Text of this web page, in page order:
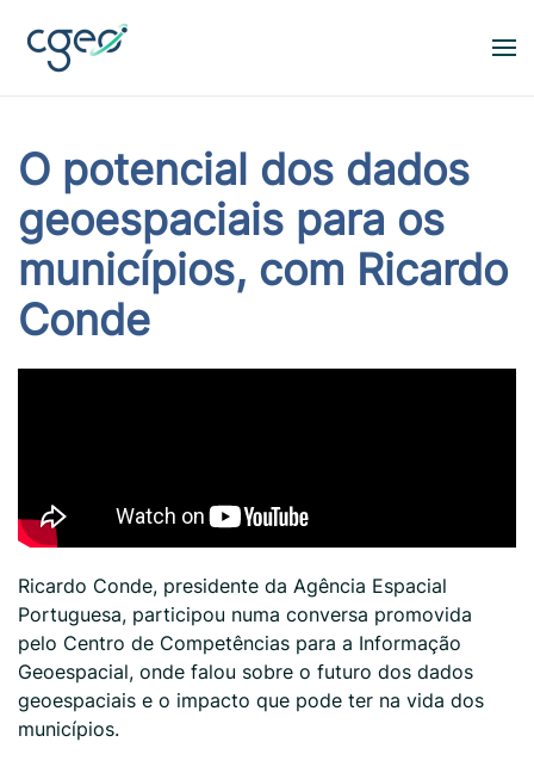
Skip to main content
O potencial dos dados
geoespaciais para os
municípios, com Ricardo
Conde
Ricardo Conde, presidente da Agência Espacial
Portuguesa, participou numa conversa promovida
pelo Centro de Competências para a Informação
Geoespacial, onde falou sobre o futuro dos dados
geoespaciais e o impacto que pode ter na vida dos
municípios.